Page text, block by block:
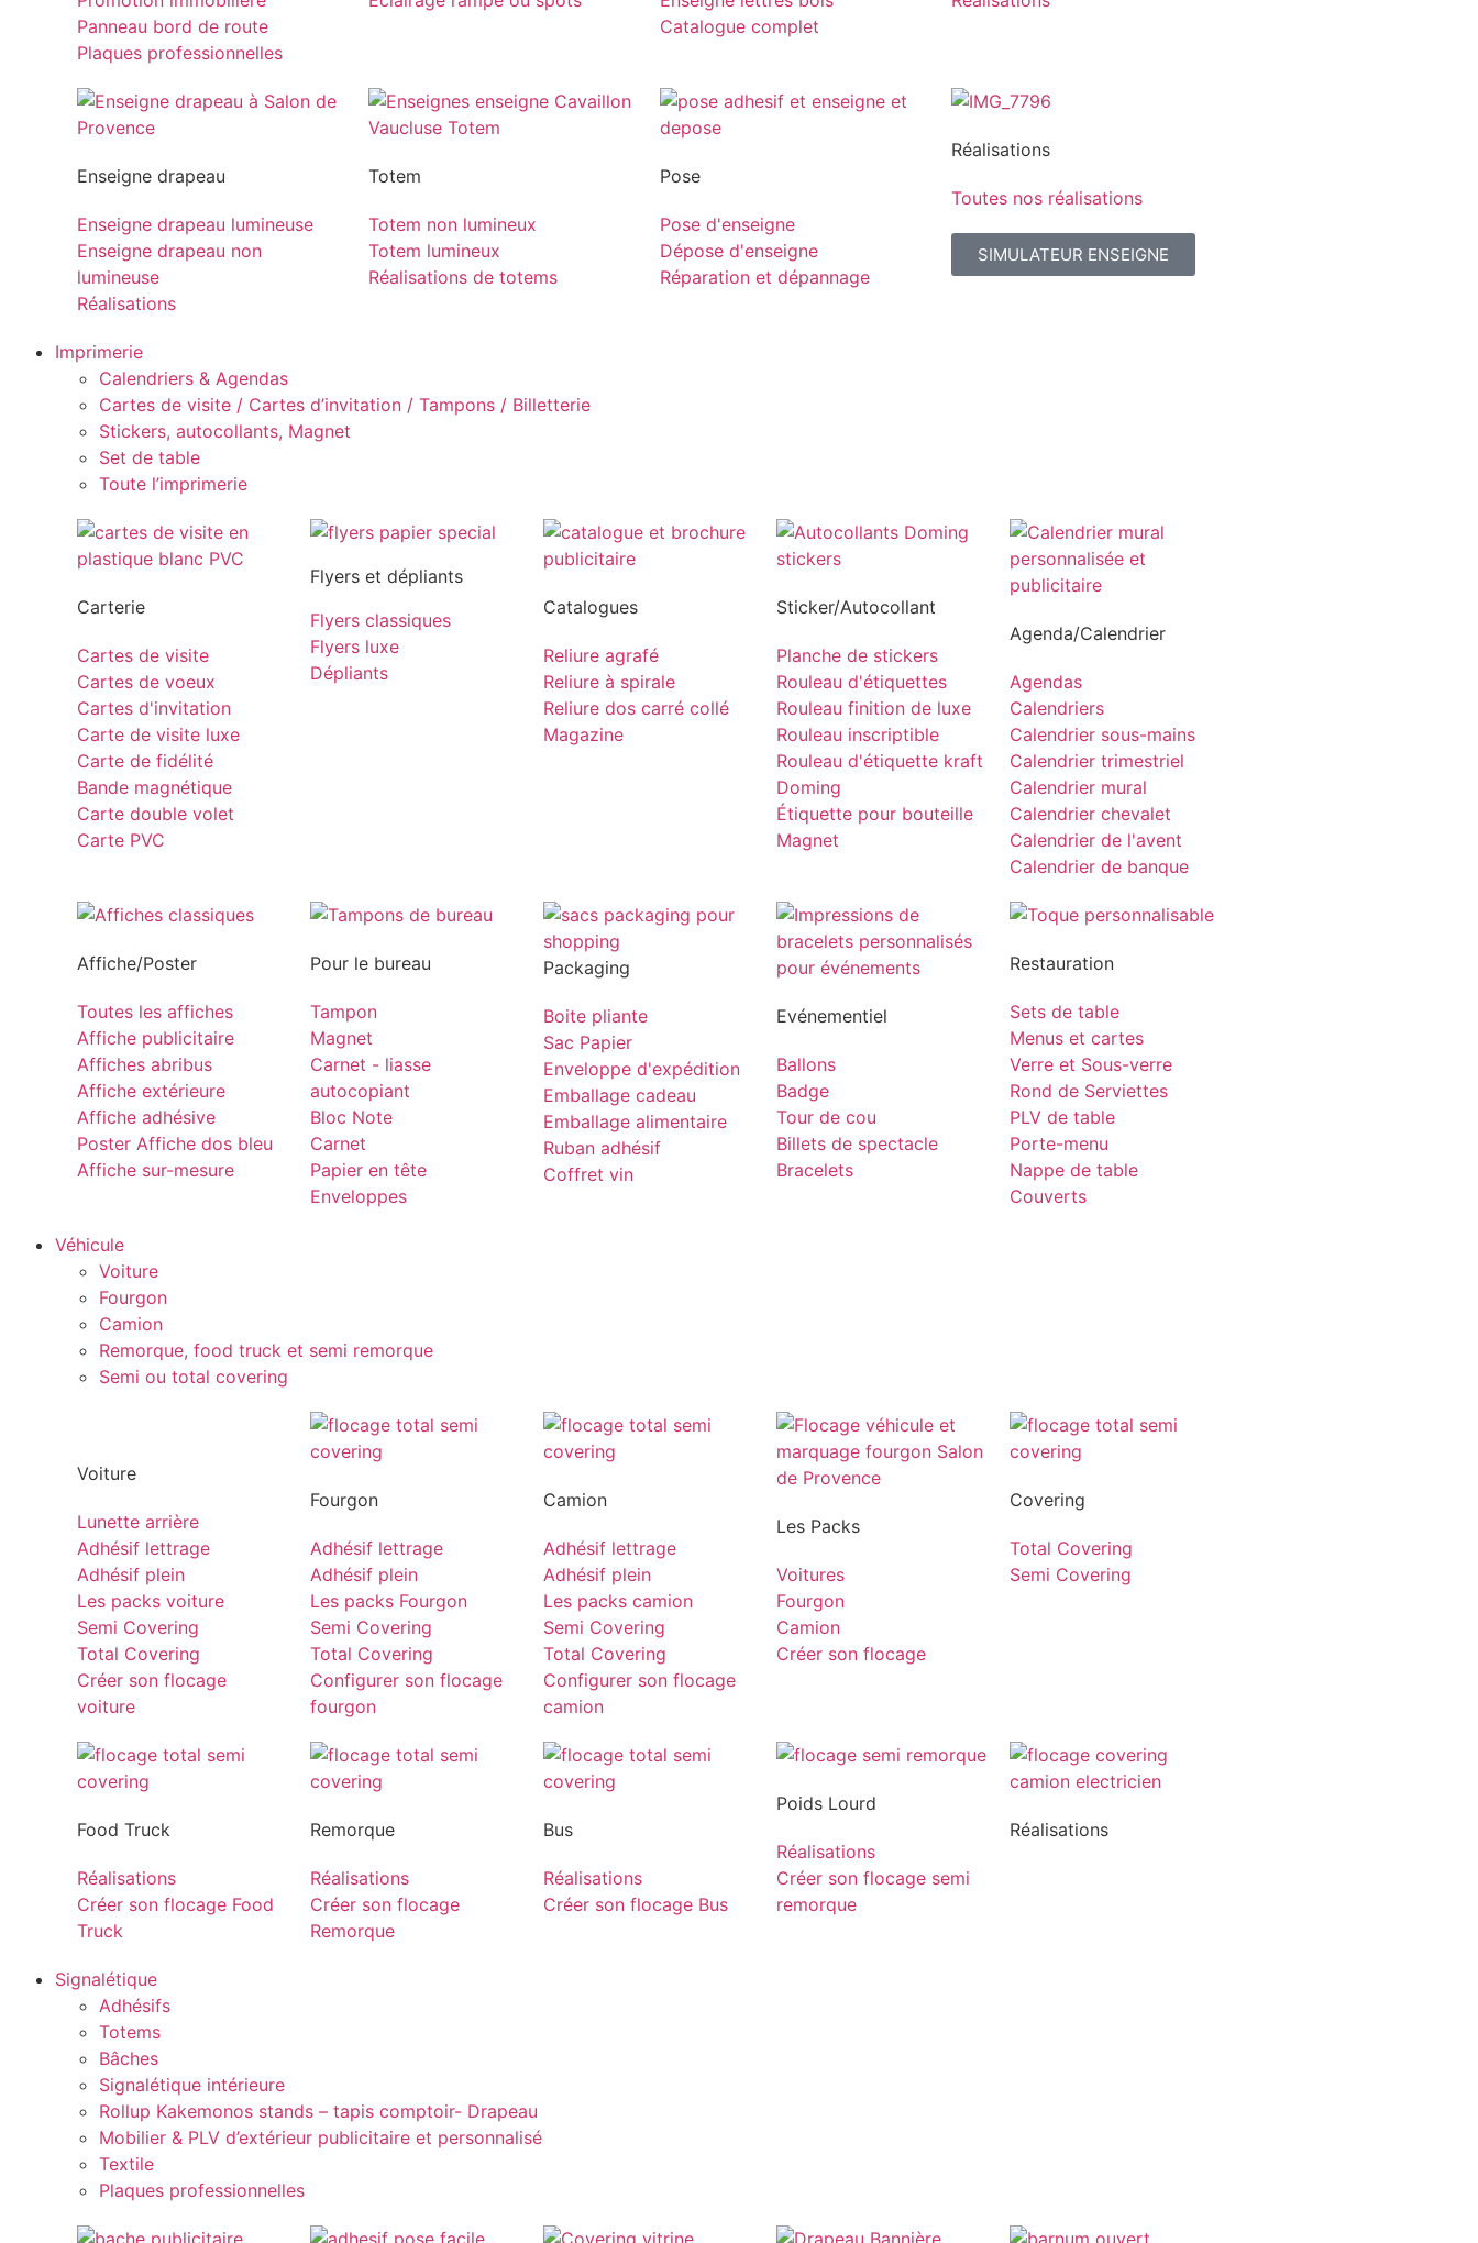
Panneau bord de route
Plaques professionnelles
Catalogue complet
Enseigne drapeau
Enseigne drapeau lumineuse
Enseigne drapeau non
lumineuse
Réalisations
Totem
Totem non lumineux
Totem lumineux
Réalisations de totems
Pose
Pose d'enseigne
Dépose d'enseigne
Réparation et dépannage
Réalisations
Toutes nos réalisations
SIMULATEUR ENSEIGNE
Imprimerie
Calendriers & Agendas
Cartes de visite / Cartes d’invitation / Tampons / Billetterie
Stickers, autocollants, Magnet
Set de table
Toute l’imprimerie
Carterie
Cartes de visite
Cartes de voeux
Cartes d'invitation
Carte de visite luxe
Carte de fidélité
Bande magnétique
Carte double volet
Carte PVC
Flyers et dépliants
Flyers classiques
Flyers luxe
Dépliants
Catalogues
Reliure agrafé
Reliure à spirale
Reliure dos carré collé
Magazine
Sticker/Autocollant
Planche de stickers
Rouleau d'étiquettes
Rouleau finition de luxe
Rouleau inscriptible
Rouleau d'étiquette kraft
Doming
Étiquette pour bouteille
Magnet
Agenda/Calendrier
Agendas
Calendriers
Calendrier sous-mains
Calendrier trimestriel
Calendrier mural
Calendrier chevalet
Calendrier de l'avent
Calendrier de banque
Affiche/Poster
Toutes les affiches
Affiche publicitaire
Affiches abribus
Affiche extérieure
Affiche adhésive
Poster Affiche dos bleu
Affiche sur-mesure
Pour le bureau
Tampon
Magnet
Carnet - liasse
autocopiant
Bloc Note
Carnet
Papier en tête
Enveloppes
Packaging
Boite pliante
Sac Papier
Enveloppe d'expédition
Emballage cadeau
Emballage alimentaire
Ruban adhésif
Coffret vin
Evénementiel
Ballons
Badge
Tour de cou
Billets de spectacle
Bracelets
Restauration
Sets de table
Menus et cartes
Verre et Sous-verre
Rond de Serviettes
PLV de table
Porte-menu
Nappe de table
Couverts
Véhicule
Voiture
Fourgon
Camion
Remorque, food truck et semi remorque
Semi ou total covering
Voiture
Lunette arrière
Adhésif lettrage
Adhésif plein
Les packs voiture
Semi Covering
Total Covering
Créer son flocage
voiture
Fourgon
Adhésif lettrage
Adhésif plein
Les packs Fourgon
Semi Covering
Total Covering
Configurer son flocage
fourgon
Camion
Adhésif lettrage
Adhésif plein
Les packs camion
Semi Covering
Total Covering
Configurer son flocage
camion
Les Packs
Voitures
Fourgon
Camion
Créer son flocage
Covering
Total Covering
Semi Covering
Food Truck
Réalisations
Créer son flocage Food
Truck
Remorque
Réalisations
Créer son flocage
Remorque
Bus
Réalisations
Créer son flocage Bus
Poids Lourd
Réalisations
Créer son flocage semi
remorque
Réalisations
Signalétique
Adhésifs
Totems
Bâches
Signalétique intérieure
Rollup Kakemonos stands – tapis comptoir- Drapeau
Mobilier & PLV d’extérieur publicitaire et personnalisé
Textile
Plaques professionnelles